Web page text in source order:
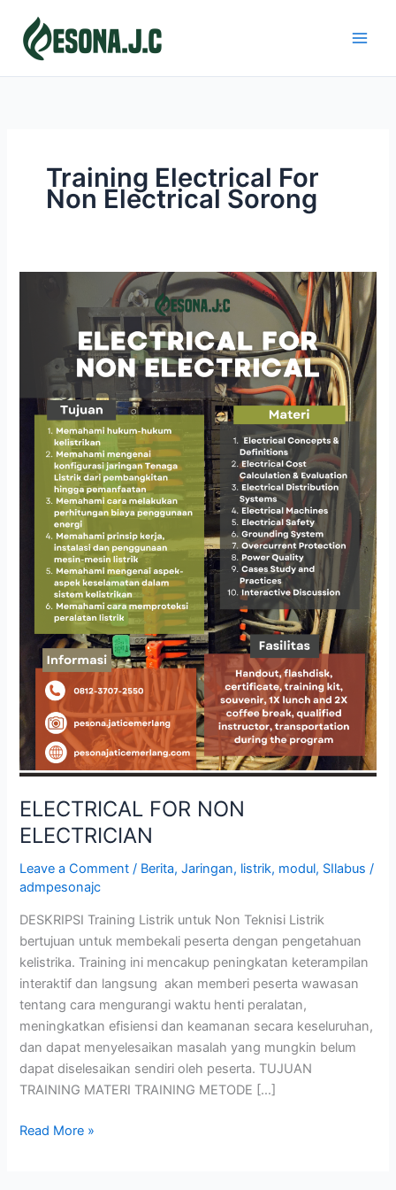
content
Training Electrical For
Non Electrical Sorong
ELECTRICAL FOR NON
ELECTRICIAN
Leave a Comment / Berita,Jaringan, listrik, modul, SIlabus /
admpesonajc
DESKRIPSI Training Listrik untuk Non Teknisi Listrik
bertujuan untuk membekali peserta dengan pengetahuan
kelistrika. Training ini mencakup peningkatan keterampilan
interaktif dan langsung akan memberi peserta wawasan
tentang cara mengurangi waktu henti peralatan,
meningkatkan efisiensi dan keamanan secara keseluruhan,
dan dapat menyelesaikan masalah yang mungkin belum
dapat diselesaikan sendiri oleh peserta. TUJUAN
TRAINING MATERI TRAINING METODE […]
ELECTRICIAN
Read More »